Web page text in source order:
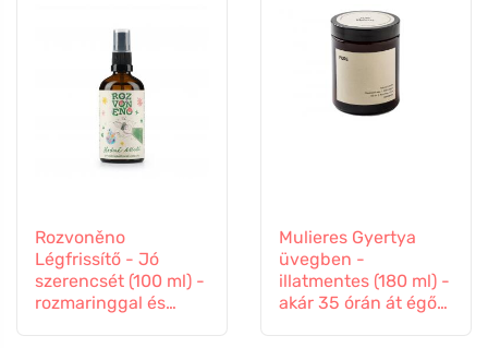
Rozvoněno
Légfrissítő - Jó
szerencsét (100 ml) -
rozmaringgal és
Mulieres Gyertya
üvegben -
illatmentes (180 ml) -
akár 35 órán át égő